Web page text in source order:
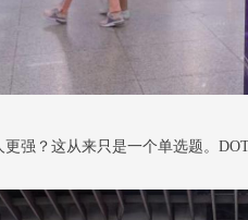
强？这从来只是一个单选题。